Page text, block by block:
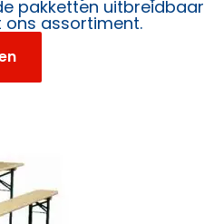
pakketten uitbreidbaar
ons assortiment.